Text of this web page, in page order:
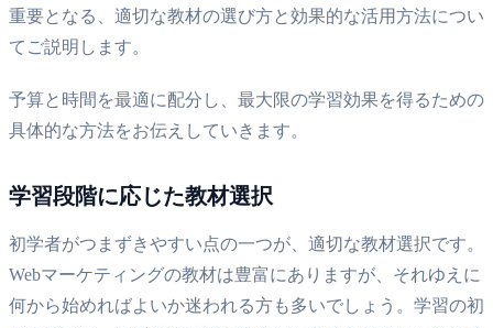
重要となる、適切な教材の選び方と効果的な活用方法につい
てご説明します。
予算と時間を最適に配分し、最大限の学習効果を得るための
具体的な方法をお伝えしていきます。
学習段階に応じた教材選択
初学者がつまずきやすい点の一つが、適切な教材選択です。
Webマーケティングの教材は豊富にありますが、それゆえに
何から始めればよいか迷われる方も多いでしょう。学習の初